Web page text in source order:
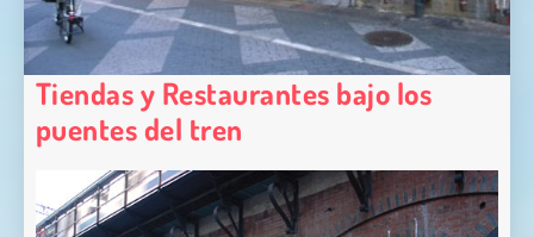
Tiendas y Restaurantes bajo los
puentes del tren